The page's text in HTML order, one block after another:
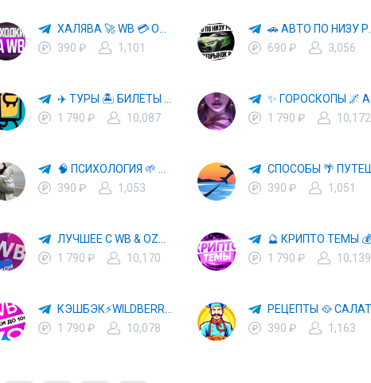
390 ₽
1,101
690 ₽
3,056
1 790 ₽
10,087
1 790 ₽
10,172
390 ₽
1,053
390 ₽
1,051
1 790 ₽
10,170
1 790 ₽
10,139
1 790 ₽
10,078
390 ₽
1,163